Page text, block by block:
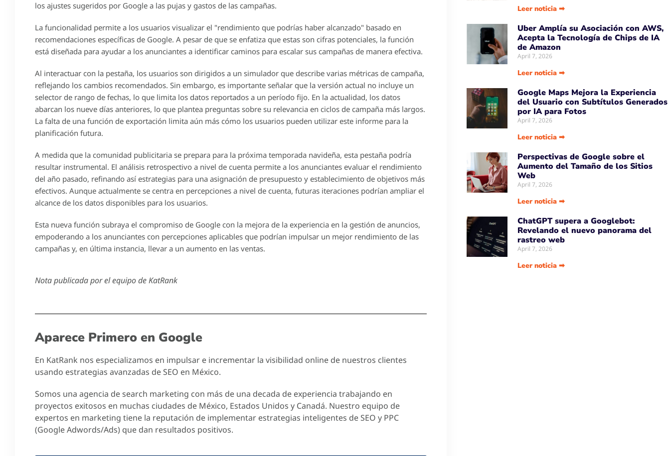
los ajustes sugeridos por Google a las pujas y gastos de las campañas.
La funcionalidad permite a los usuarios visualizar el "rendimiento que podrías haber alcanzado" basado en
recomendaciones específicas de Google. A pesar de que se enfatiza que estas son cifras potenciales, la función
está diseñada para ayudar a los anunciantes a identificar caminos para escalar sus campañas de manera efectiva.
Al interactuar con la pestaña, los usuarios son dirigidos a un simulador que describe varias métricas de campaña,
reflejando los cambios recomendados. Sin embargo, es importante señalar que la versión actual no incluye un
selector de rango de fechas, lo que limita los datos reportados a un período fijo. En la actualidad, los datos
abarcan los nueve días anteriores, lo que plantea preguntas sobre su relevancia en ciclos de campaña más largos.
La falta de una función de exportación limita aún más cómo los usuarios pueden utilizar este informe para la
planificación futura.
A medida que la comunidad publicitaria se prepara para la próxima temporada navideña, esta pestaña podría
resultar instrumental. El análisis retrospectivo a nivel de cuenta permite a los anunciantes evaluar el rendimiento
del año pasado, refinando así estrategias para una asignación de presupuesto y establecimiento de objetivos más
efectivos. Aunque actualmente se centra en percepciones a nivel de cuenta, futuras iteraciones podrían ampliar el
alcance de los datos disponibles para los usuarios.
Esta nueva función subraya el compromiso de Google con la mejora de la experiencia en la gestión de anuncios,
empoderando a los anunciantes con percepciones aplicables que podrían impulsar un mejor rendimiento de las
campañas y, en última instancia, llevar a un aumento en las ventas.
Nota publicada por el equipo de KatRank
Aparece Primero en Google
En KatRank nos especializamos en impulsar e incrementar la visibilidad online de nuestros clientes
usando estrategias avanzadas de SEO en México.
Somos una agencia de search marketing con más de una decada de experiencia trabajando en
proyectos exitosos en muchas ciudades de México, Estados Unidos y Canadá. Nuestro equipo de
expertos en marketing tiene la reputación de implementar estrategias inteligentes de SEO y PPC
(Google Adwords/Ads) que dan resultados positivos.
Leer noticia ➡
Uber Amplía su Asociación con AWS,
Acepta la Tecnología de Chips de IA
de Amazon
April 7, 2026
Leer noticia ➡
Google Maps Mejora la Experiencia
del Usuario con Subtítulos Generados
por IA para Fotos
April 7, 2026
Leer noticia ➡
Perspectivas de Google sobre el
Aumento del Tamaño de los Sitios
Web
April 7, 2026
Leer noticia ➡
ChatGPT supera a Googlebot:
Revelando el nuevo panorama del
rastreo web
April 7, 2026
Leer noticia ➡